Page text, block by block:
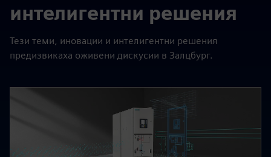
интелигентни решения
Тези теми, иновации и интелигентни решения
предизвикаха оживени дискусии в Залцбург.